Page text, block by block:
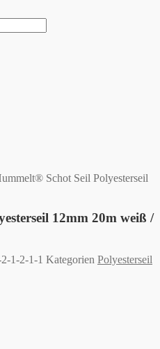
Schot Seil Polyesterseil
12mm 20m weiß /
1-2-1-1 Kategorien Polyesterseil